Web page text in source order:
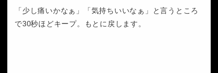
「少し痛いかなぁ」「気持ちいいなぁ」と言うところ
で30秒ほどキープ。もとに戻します。